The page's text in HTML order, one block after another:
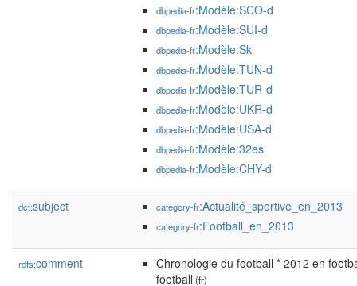
dbpedia-fr:Modèle:SCO-d
dbpedia-fr:Modèle:SUI-d
dbpedia-fr:Modèle:Sk
dbpedia-fr:Modèle:TUN-d
dbpedia-fr:Modèle:TUR-d
dbpedia-fr:Modèle:UKR-d
dbpedia-fr:Modèle:USA-d
dbpedia-fr:Modèle:32es
dbpedia-fr:Modèle:CHY-d
dct:subject category-fr:Actualité_sportive_en_2013
category-fr:Football_en_2013
rdfs:comment
Chronologie du football * 2012 en
football (fr)